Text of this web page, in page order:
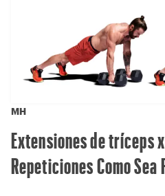
MH
Extensiones de tríceps
Repeticiones Como Sea